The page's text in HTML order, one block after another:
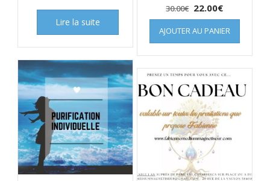
Lire la suite
30.00€ Le
prix
initial
était :
30.00€.
22.00€Le
prix
actuel
est :
22.00€.
AJOUTER AU PANIER